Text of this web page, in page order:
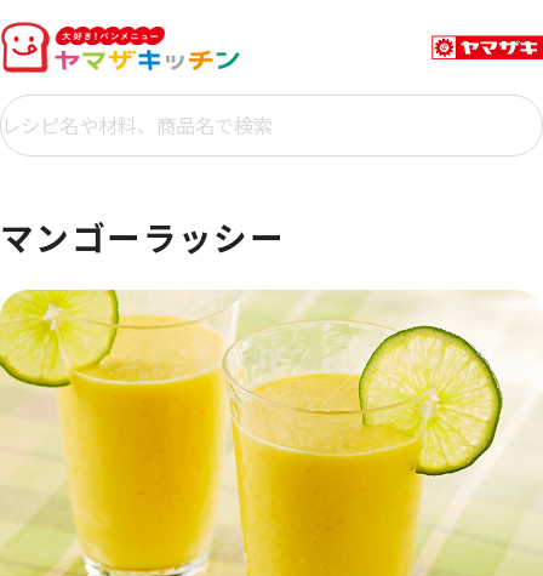
マンゴーラッシー